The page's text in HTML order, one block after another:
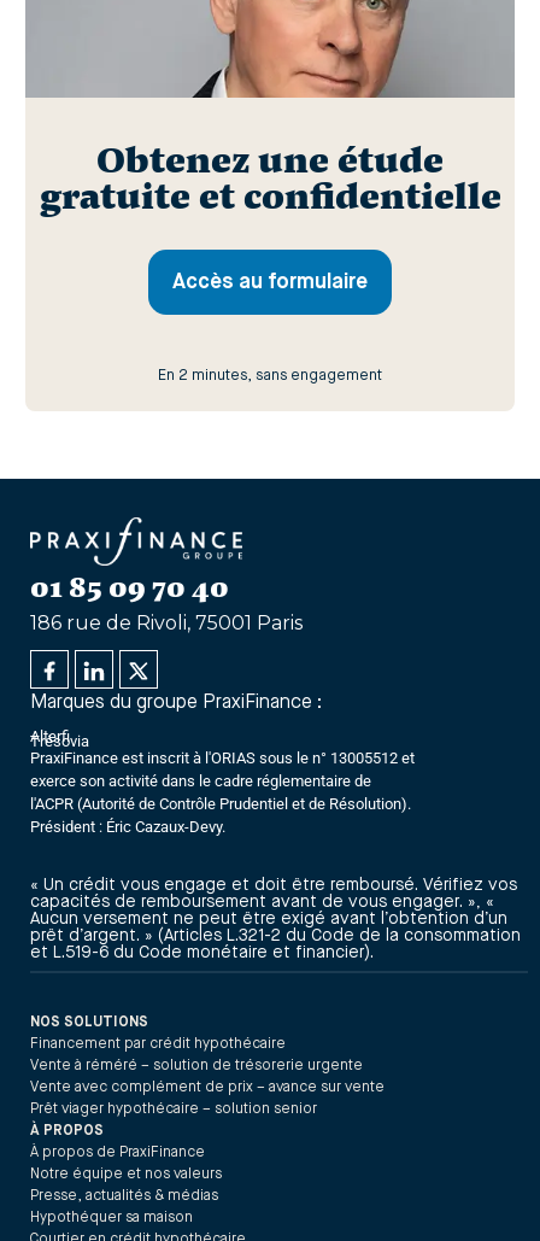
Obtenez une étude
gratuite et confidentielle
Accès au formulaire
En 2 minutes, sans engagement
01 85 09 70 40
186 rue de Rivoli, 75001 Paris
Marques du groupe PraxiFinance :
Alterfi
Trésovia
PraxiFinance est inscrit à l'ORIAS sous le n° 13005512 et
exerce son activité dans le cadre réglementaire de
l'ACPR (Autorité de Contrôle Prudentiel et de Résolution).
Président : Éric Cazaux-Devy.
« Un crédit vous engage et doit être remboursé. Vérifiez vos
capacités de remboursement avant de vous engager. », «
Aucun versement ne peut être exigé avant l’obtention d’un
prêt d’argent. » (Articles L.321-2 du Code de la consommation
et L.519-6 du Code monétaire et financier).
NOS SOLUTIONS
Financement par crédit hypothécaire
Vente à réméré – solution de trésorerie urgente
Vente avec complément de prix – avance sur vente
Prêt viager hypothécaire – solution senior
À PROPOS
À propos de PraxiFinance
Notre équipe et nos valeurs
Presse, actualités & médias
Hypothéquer sa maison